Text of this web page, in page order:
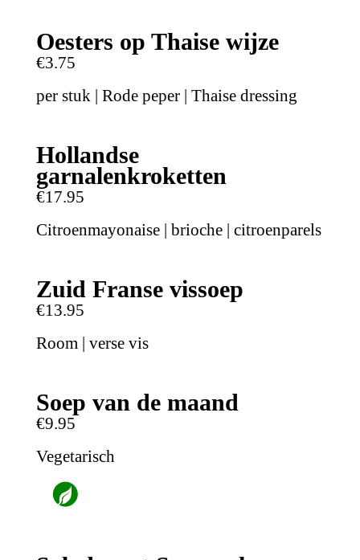
Oesters op Thaise wijze
€3.75
per stuk | Rode peper | Thaise dressing
Hollandse
garnalenkroketten
€17.95
Citroenmayonaise | brioche | citroenparels
Zuid Franse vissoep
€13.95
Room | verse vis
Soep van de maand
€9.95
Vegetarisch